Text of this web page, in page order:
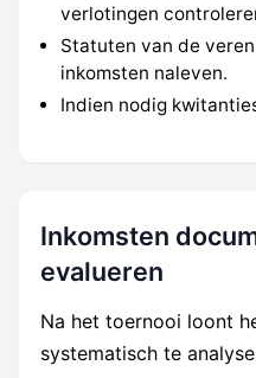
verlotingen
Statuten van de
inkomsten naleven.
Indien nodig
Inkomsten
evalueren
Na het toernooi loont
systematisch te